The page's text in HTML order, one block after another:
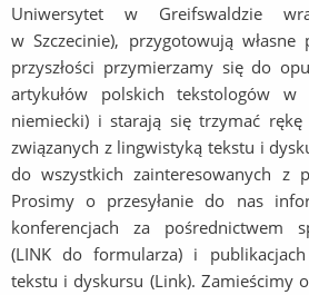
Uniwersytet w Greifswaldzie
w Szczecinie), przygotowują
przyszłości przymierzamy się do
artykułów polskich tekstologów w
niemiecki) i starają się trzymać
związanych z lingwistyką tekstu i
do wszystkich zainteresowanych z
Prosimy o przesyłanie do nas
konferencjach za pośrednictwem
(LINK do formularza) i
tekstu i dyskursu (Link). Zamieścimy